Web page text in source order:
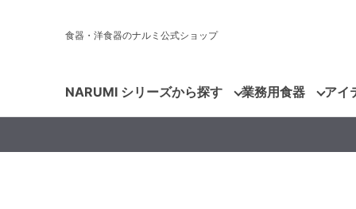
食器・洋食器のナルミ公式ショップ
NARUMI シリーズから探す 業務用食器 アイ